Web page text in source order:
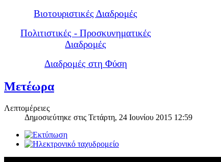
Βιοτουριστικές Διαδρομές
Πολιτιστικές - Προσκυνηματικές
Διαδρομές
Διαδρομές στη Φύση
Μετέωρα
Λεπτομέρειες
Δημοσιεύτηκε στις Τετάρτη, 24 Ιουνίου 2015 12:59